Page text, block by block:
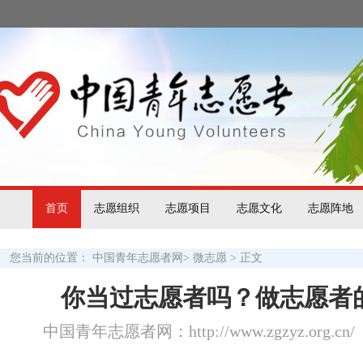
首页 志愿组织 志愿项目 志愿文化 志愿阵地
您当前的位置： 中国青年志愿者网 > 微志愿 > 正文
你当过志愿者吗？做志愿者
中国青年志愿者网：http://www.zgzyz.org.cn/